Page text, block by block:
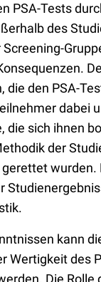
PSA-Tests
des
die den PSA-
dabei
die sich ihnen
der
wurden.
kann
Wertigkeit des
Die Rolle